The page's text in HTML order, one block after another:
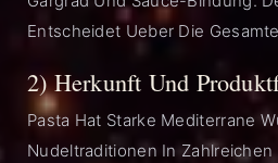
Entscheidet Ueber Die
2) Herkunft Und
Pasta Hat Starke Mediterrane
Nudeltraditionen In